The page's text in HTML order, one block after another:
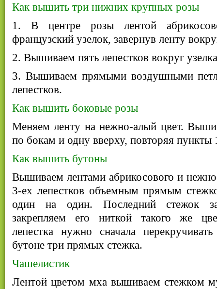
Как вышить три нижних крупных розы
1. В центре розы лентой
французский узелок, завернув ленту
2. Вышиваем пять лепестков вокруг
3. Вышиваем прямыми воздушными
лепестков.
Как вышить боковые розы
Меняем ленту на нежно-алый цвет.
по бокам и одну вверху, повторяя пункты
Как вышить бутоны
Вышиваем лентами абрикосового и
3-ех лепестков объемным прямым
один на один. Последний стежок
закрепляем его ниткой такого же
лепестка нужно сначала
бутоне три прямых стежка.
Чашелистик
Лентой цветом мха вышиваем стежком